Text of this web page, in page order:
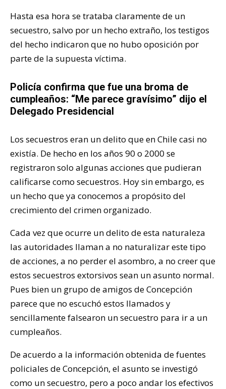
Hasta esa hora se trataba claramente de un
secuestro, salvo por un hecho extraño, los testigos
del hecho indicaron que no hubo oposición por
parte de la supuesta víctima.
Policía confirma que fue una broma de
cumpleaños: “Me parece gravísimo” dijo el
Delegado Presidencial
Los secuestros eran un delito que en Chile casi no
existía. De hecho en los años 90 o 2000 se
registraron solo algunas acciones que pudieran
calificarse como secuestros. Hoy sin embargo, es
un hecho que ya conocemos a propósito del
crecimiento del crimen organizado.
Cada vez que ocurre un delito de esta naturaleza
las autoridades llaman a no naturalizar este tipo
de acciones, a no perder el asombro, a no creer que
estos secuestros extorsivos sean un asunto normal.
Pues bien un grupo de amigos de Concepción
parece que no escuchó estos llamados y
sencillamente falsearon un secuestro para ir a un
cumpleaños.
De acuerdo a la información obtenida de fuentes
policiales de Concepción, el asunto se investigó
como un secuestro, pero a poco andar los efectivos